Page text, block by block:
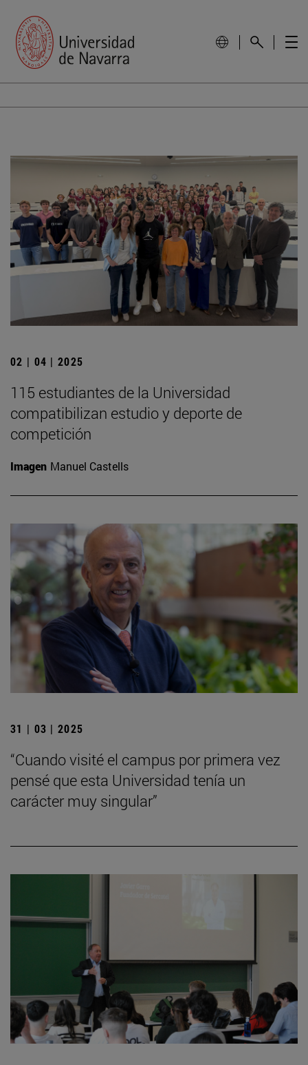
02 | 04 | 2025
115 estudiantes de la Universidad
compatibilizan estudio y deporte de
competición
Imagen Manuel Castells
31 | 03 | 2025
“Cuando visité el campus por primera vez
pensé que esta Universidad tenía un
carácter muy singular”